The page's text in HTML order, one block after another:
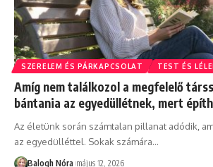
SZERELEM ÉS PÁRKAPCSOLAT TEST ÉS
Amíg nem találkozol a megfelelő
bántania az egyedüllétnek, mert
Az életünk során számtalan pillanat adódik,
az egyedülléttel. Sokak számára…
Balogh Nóra május 12, 2026